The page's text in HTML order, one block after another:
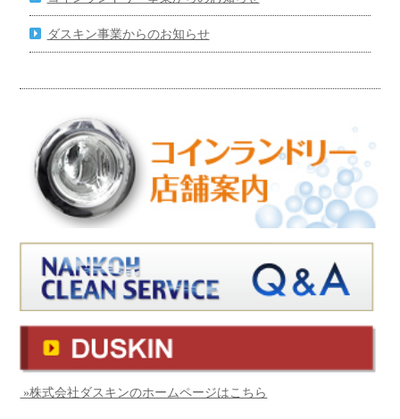
ダスキン事業からのお知らせ
»株式会社ダスキンのホームページはこちら